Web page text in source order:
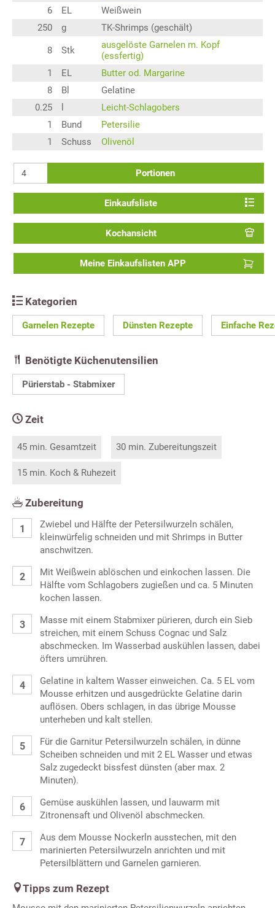
6
EL
Weißwein
250
g TK-Shrimps (geschält)
8 Stk
ausgelöste Garnelen m. Kopf
(essfertig)
1
EL
Butter od. Margarine
8
Bl
Gelatine
0.25
Leicht-Schlagobers
1
Bund
Petersilie
1
Schuss Olivenöl
Portionen
Einkaufsliste
Kochansicht
Meine Einkaufslisten APP
Kategorien
Garnelen Rezepte Dünsten Rezepte Einfache
Benötigte Küchenutensilien
Pürierstab - Stabmixer
Zeit
45 min. Gesamtzeit 30 min. Zubereitungszeit
15 min. Koch & Ruhezeit
Zubereitung
Zwiebel und Hälfte der Petersilwurzeln schälen,
kleinwürfelig schneiden und mit Shrimps in Butter
anschwitzen.
Mit Weißwein ablöschen und einkochen lassen. Die
Hälfte vom Schlagobers zugießen und ca. 5 Minuten
kochen lassen.
Masse mit einem Stabmixer pürieren, durch ein Sieb
streichen, mit einem Schuss Cognac und Salz
abschmecken. Im Wasserbad auskühlen lassen, dabei
öfters umrühren.
Gelatine in kaltem Wasser einweichen. Ca. 5 EL vom
Mousse erhitzen und ausgedrückte Gelatine darin
auflösen. Obers schlagen, in das übrige Mousse
unterheben und kalt stellen.
Für die Garnitur Petersilwurzeln schälen, in dünne
Scheiben schneiden und mit 2 EL Wasser und etwas
Salz zugedeckt bissfest dünsten (aber max. 2
Minuten).
Gemüse auskühlen lassen, und lauwarm mit
Zitronensaft und Olivenöl abschmecken.
Aus dem Mousse Nockerln ausstechen, mit den
marinierten Petersilwurzeln anrichten und mit
Petersilblättern und Garnelen garnieren.
Tipps zum Rezept